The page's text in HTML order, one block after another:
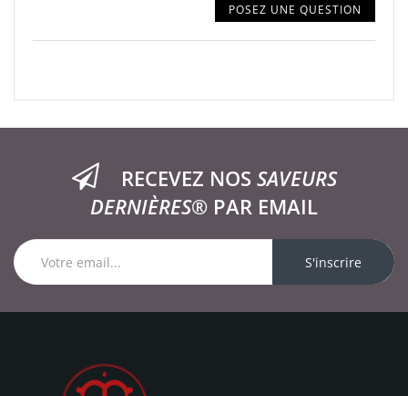
POSEZ UNE QUESTION
RECEVEZ NOS SAVEURS
DERNIÈRES® PAR EMAIL
S'inscrire